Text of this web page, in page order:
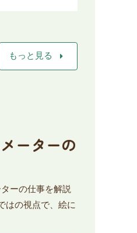
もっと見る arrow_right
ーターの
ーの仕事を解説
はの視点で、絵に